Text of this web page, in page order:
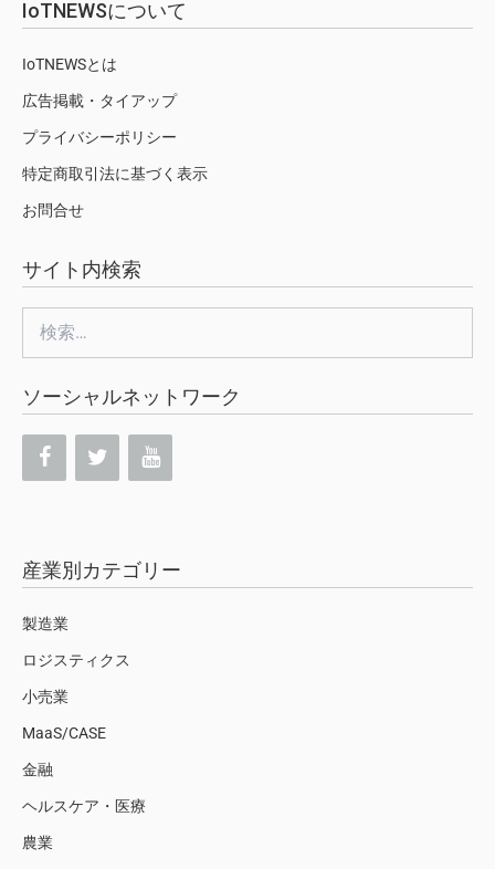
IoTNEWSについて
IoTNEWSとは
広告掲載・タイアップ
プライバシーポリシー
特定商取引法に基づく表示
お問合せ
サイト内検索
索:
ソーシャルネットワーク
産業別カテゴリー
製造業
ロジスティクス
小売業
MaaS/CASE
金融
ヘルスケア・医療
農業